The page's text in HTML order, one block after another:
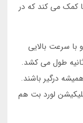
می کند که در
با سرعت بالایی
می شود. هر دور بازی حدود 10 ثانیه طول می کشد.
درگیر باشند.
لورد بت هم